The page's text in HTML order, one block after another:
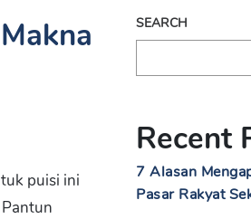
puisi ini
SEARCH
Recent
7 Alasan
Pasar Rakyat